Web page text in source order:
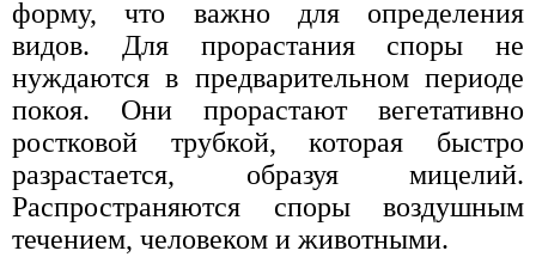
форму, что важно для определения
видов. Для прорастания споры не
нуждаются в предварительном периоде
покоя. Они прорастают вегетативно
ростковой трубкой, которая быстро
разрастается, образуя мицелий.
Распространяются споры воздушным
течением, человеком и животными.